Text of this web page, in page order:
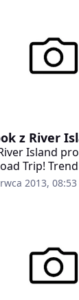
z River
Island
Trip!
z
2013, 08:53